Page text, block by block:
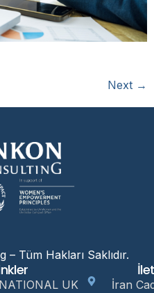
Next →
Tüm Hakları Saklıdır.
UK
İran